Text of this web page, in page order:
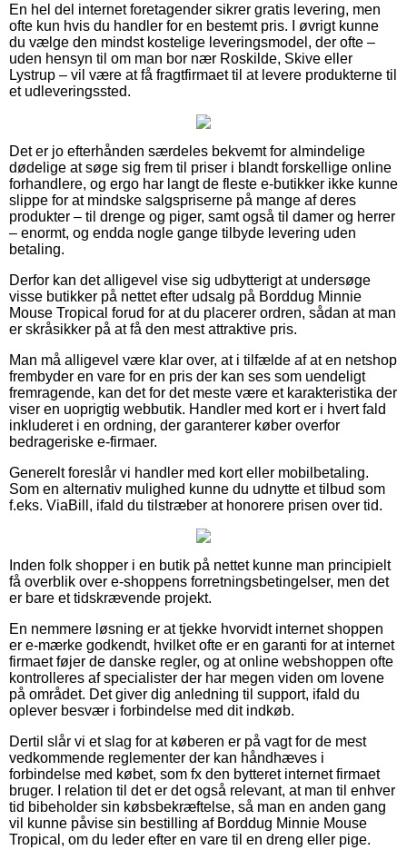
En hel del internet foretagender sikrer gratis levering, men
ofte kun hvis du handler for en bestemt pris. I øvrigt kunne
du vælge den mindst kostelige leveringsmodel, der ofte –
uden hensyn til om man bor nær Roskilde, Skive eller
Lystrup – vil være at få fragtfirmaet til at levere produkterne til
et udleveringssted.
Det er jo efterhånden særdeles bekvemt for almindelige
dødelige at søge sig frem til priser i blandt forskellige online
forhandlere, og ergo har langt de fleste e-butikker ikke kunne
slippe for at mindske salgspriserne på mange af deres
produkter – til drenge og piger, samt også til damer og herrer
– enormt, og endda nogle gange tilbyde levering uden
betaling.
Derfor kan det alligevel vise sig udbytterigt at undersøge
visse butikker på nettet efter udsalg på Borddug Minnie
Mouse Tropical forud for at du placerer ordren, sådan at man
er skråsikker på at få den mest attraktive pris.
Man må alligevel være klar over, at i tilfælde af at en netshop
frembyder en vare for en pris der kan ses som uendeligt
fremragende, kan det for det meste være et karakteristika der
viser en uoprigtig webbutik. Handler med kort er i hvert fald
inkluderet i en ordning, der garanterer køber overfor
bedrageriske e-firmaer.
Generelt foreslår vi handler med kort eller mobilbetaling.
Som en alternativ mulighed kunne du udnytte et tilbud som
f.eks. ViaBill, ifald du tilstræber at honorere prisen over tid.
Inden folk shopper i en butik på nettet kunne man principielt
få overblik over e-shoppens forretningsbetingelser, men det
er bare et tidskrævende projekt.
En nemmere løsning er at tjekke hvorvidt internet shoppen
er e-mærke godkendt, hvilket ofte er en garanti for at internet
firmaet føjer de danske regler, og at online webshoppen ofte
kontrolleres af specialister der har megen viden om lovene
på området. Det giver dig anledning til support, ifald du
oplever besvær i forbindelse med dit indkøb.
Dertil slår vi et slag for at køberen er på vagt for de mest
vedkommende reglementer der kan håndhæves i
forbindelse med købet, som fx den bytteret internet firmaet
bruger. I relation til det er det også relevant, at man til enhver
tid bibeholder sin købsbekræftelse, så man en anden gang
vil kunne påvise sin bestilling af Borddug Minnie Mouse
Tropical, om du leder efter en vare til en dreng eller pige.